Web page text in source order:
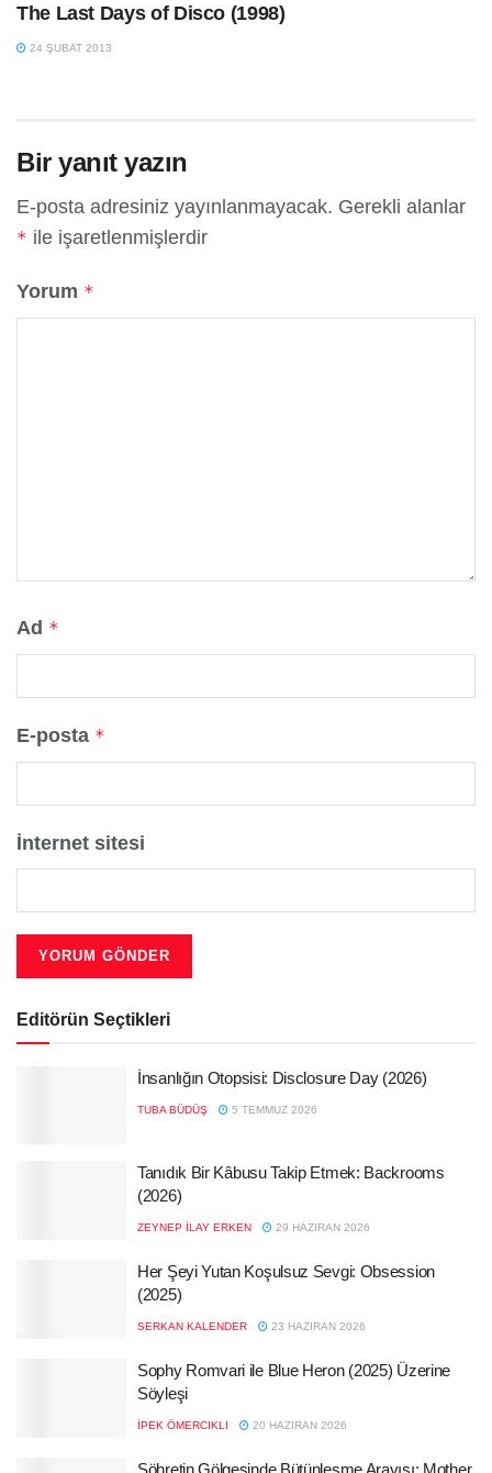
The Last Days of Disco (1998)
24 ŞUBAT 2013
Bir yanıt yazın
E-posta adresiniz yayınlanmayacak. Gerekli alanlar
* ile işaretlenmişlerdir
Yorum *
Ad *
E-posta *
İnternet sitesi
Editörün Seçtikleri
İnsanlığın Otopsisi: Disclosure Day (2026)
TUBA BÜDÜŞ 5 TEMMUZ 2026
Tanıdık Bir Kâbusu Takip Etmek: Backrooms
(2026)
ZEYNEP İLAY ERKEN 29 HAZIRAN 2026
Her Şeyi Yutan Koşulsuz Sevgi: Obsession
(2025)
SERKAN KALENDER 23 HAZIRAN 2026
Sophy Romvari ile Blue Heron (2025) Üzerine
Söyleşi
İPEK ÖMERCIKLI 20 HAZIRAN 2026